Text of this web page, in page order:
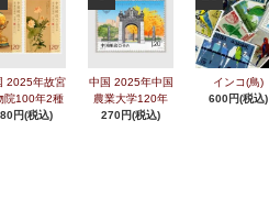
2025年故宮
院100年2種
円(税込)
中国 2025年中国
農業大学120年
270円(税込)
インコ(鳥)
600円(税込)